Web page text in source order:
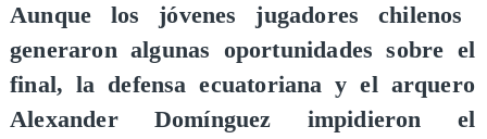
Aunque los jóvenes jugadores chilenos
generaron algunas oportunidades sobre el
final, la defensa ecuatoriana y el arquero
Alexander Domínguez impidieron el